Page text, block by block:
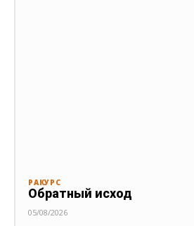
РАКУРС
Обратный исход
05/08/2026